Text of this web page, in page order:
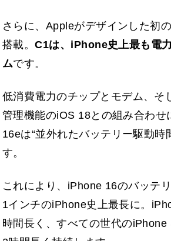
さらに、Appleがデザインした初
搭載。C1は、iPhone史上最も電
ムです。
低消費電力のチップとモデム、そ
管理機能のiOS 18との組み合わせ
16eは“並外れたバッテリー駆動時
す。
これにより、iPhone 16のバッテ
1インチのiPhone史上最長に。
時間長く、すべての世代の